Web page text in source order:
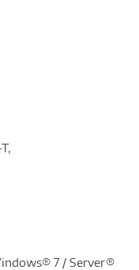
7 / Server®